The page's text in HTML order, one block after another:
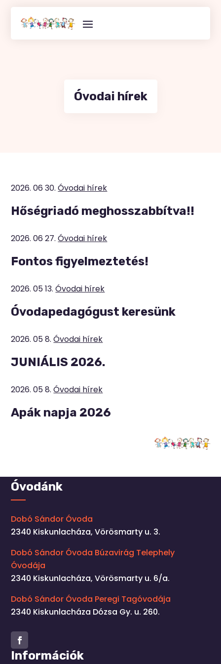
content
Óvodai hírek
Hőségriadó meghosszabbítva!!
2026. 06 30. Óvodai hírek
Fontos figyelmeztetés!
2026. 06 27. Óvodai hírek
Óvodapedagógust keresünk
2026. 05 13. Óvodai hírek
JUNIÁLIS 2026.
2026. 05 8. Óvodai hírek
Apák napja 2026
2026. 05 8. Óvodai hírek
Óvodánk
Dobó Sándor Óvoda
2340 Kiskunlacháza, Vörösmarty u. 3.
Dobó Sándor Óvoda Búzavirág Telephely
Óvodája
2340 Kiskunlacháza, Vörösmarty u. 6/a.
Dobó Sándor Óvoda Peregi Tagóvodája
2340 Kiskunlacháza Dózsa Gy. u. 260.
Facebook
Információk